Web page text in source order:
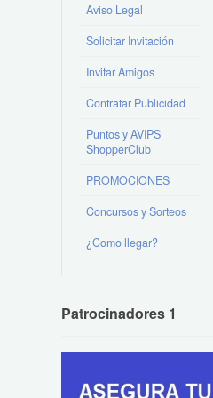
Aviso Legal
Solicitar Invitación
Invitar Amigos
Contratar Publicidad
Puntos y AVIPS
ShopperClub
PROMOCIONES
Concursos y Sorteos
¿Como llegar?
Patrocinadores 1